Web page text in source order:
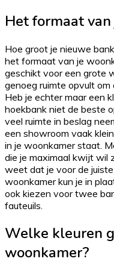
Het formaat
Hoe groot je nieuwe
het formaat van je
geschikt voor een grote
genoeg ruimte opvult om
Heb je echter maar een
hoekbank niet de beste
veel ruimte in beslag
een showroom vaak
in je woonkamer staat.
die je maximaal kwijt wil
weet dat je voor de
woonkamer kun je in
ook kiezen voor twee
fauteuils.
Welke kleuren
woonkamer?